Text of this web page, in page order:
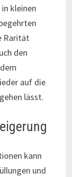
kleinen
Rarität
den
auf die
lässt.
kann
und